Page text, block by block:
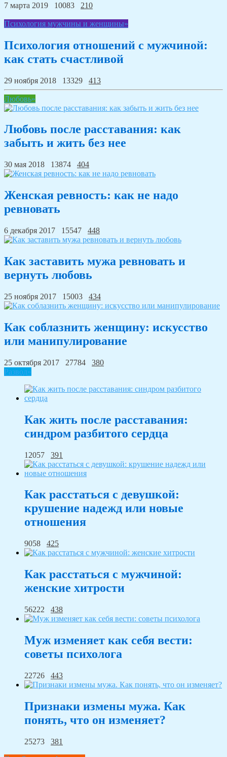
7 марта 2019 10083 210
Психология мужчины и женщины»
Психология отношений с мужчиной:
как стать счастливой
29 ноября 2018 13329 413
Любовь»
Любовь после расставания: как
забыть и жить без нее
30 мая 2018 13874 404
Женская ревность: как не надо
ревновать
6 декабря 2017 15547 448
Как заставить мужа ревновать и
вернуть любовь
25 ноября 2017 15003 434
Как соблазнить женщину: искусство
или манипулирование
25 октября 2017 27784 380
Развод»
Как жить после расставания:
синдром разбитого сердца
12057 391
Как расстаться с девушкой:
крушение надежд или новые
отношения
9058 425
Как расстаться с мужчиной:
женские хитрости
56222 438
Муж изменяет как себя вести:
советы психолога
22726 443
Признаки измены мужа. Как
понять, что он изменяет?
25273 381